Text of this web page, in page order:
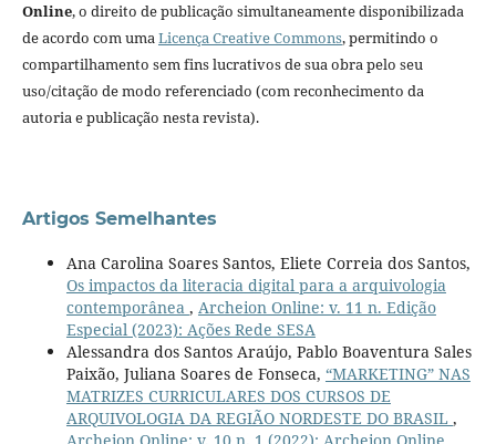
Online, o direito de publicação simultaneamente disponibilizada
de acordo com umaLicença Creative Commons, permitindo o
compartilhamento sem fins lucrativos de sua obra pelo seu
uso/citação de modo referenciado (com reconhecimento da
autoria e publicação nesta revista).
Artigos Semelhantes
Ana Carolina Soares Santos, Eliete Correia dos Santos,
Os impactos da literacia digital para a arquivologia
contemporânea , Archeion Online: v. 11 n. Edição
Especial (2023): Ações Rede SESA
Alessandra dos Santos Araújo, Pablo Boaventura Sales
Paixão, Juliana Soares de Fonseca, “MARKETING” NAS
MATRIZES CURRICULARES DOS CURSOS DE
ARQUIVOLOGIA DA REGIÃO NORDESTE DO BRASIL ,